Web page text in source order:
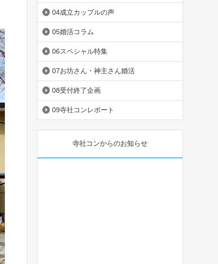
04成立カップルの声
05婚活コラム
06スペシャル特集
07お坊さん・神主さん婚活
08受付終了企画
09寺社コンレポート
寺社コンからのお知らせ